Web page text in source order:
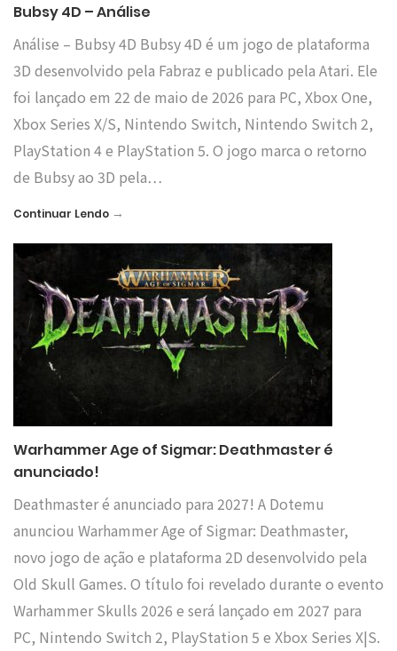
Bubsy 4D – Análise
Análise – Bubsy 4D Bubsy 4D é um jogo de plataforma
3D desenvolvido pela Fabraz e publicado pela Atari. Ele
foi lançado em 22 de maio de 2026 para PC, Xbox One,
Xbox Series X/S, Nintendo Switch, Nintendo Switch 2,
PlayStation 4 e PlayStation 5. O jogo marca o retorno
de Bubsy ao 3D pela…
Continuar Lendo →
Warhammer Age of Sigmar: Deathmaster é
anunciado!
Deathmaster é anunciado para 2027! A Dotemu
anunciou Warhammer Age of Sigmar: Deathmaster,
novo jogo de ação e plataforma 2D desenvolvido pela
Old Skull Games. O título foi revelado durante o evento
Warhammer Skulls 2026 e será lançado em 2027 para
PC, Nintendo Switch 2, PlayStation 5 e Xbox Series X|S.